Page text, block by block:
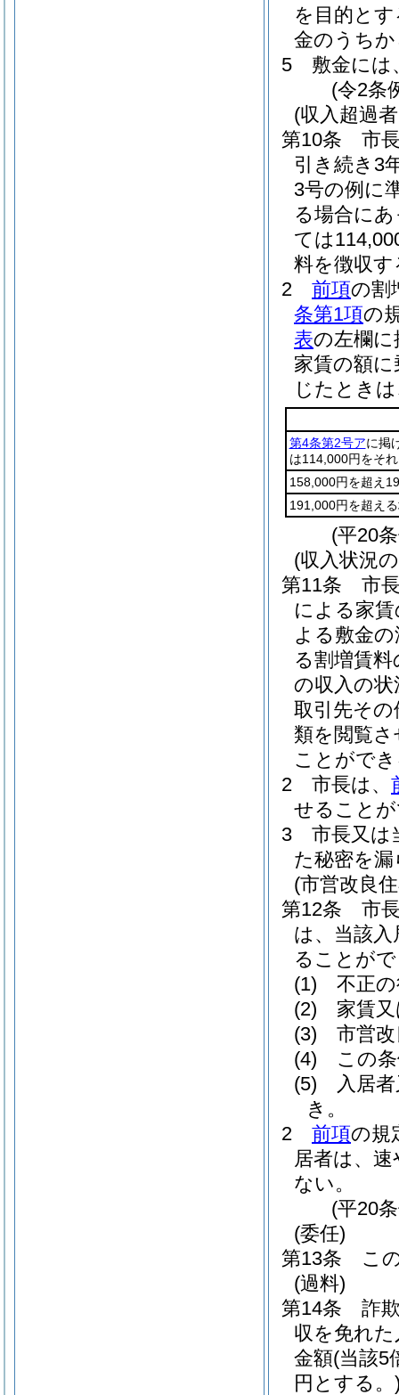
を目的と
金のうち
5
敷金には
(令2条
(収入超過
第10条
市
引き続き3
3号の例に
る場合に
ては
料を徴収す
2
前項の割
条第1項の
表の左欄
家賃の額
じたとき
第4条第2号アに掲
は114,000円をそ
158,000円を超え
191,000円を超え
(平20
(収入状況
第11条
市
による家
よる敷金
る割増賃
の収入の
取引先そ
類を閲覧
ことがで
2
市長は、
せること
3
市長又は
た秘密を
(市営改良
第12条
市
は、当該
ることが
(1)
不正
(2)
家賃
(3)
市営
(4)
この
(5)
入居
き。
2
前項の規
居者は、
ない。
(平20
(委任)
第13条
こ
(過料)
第14条
詐
収を免れ
金額(当該5
円とする。